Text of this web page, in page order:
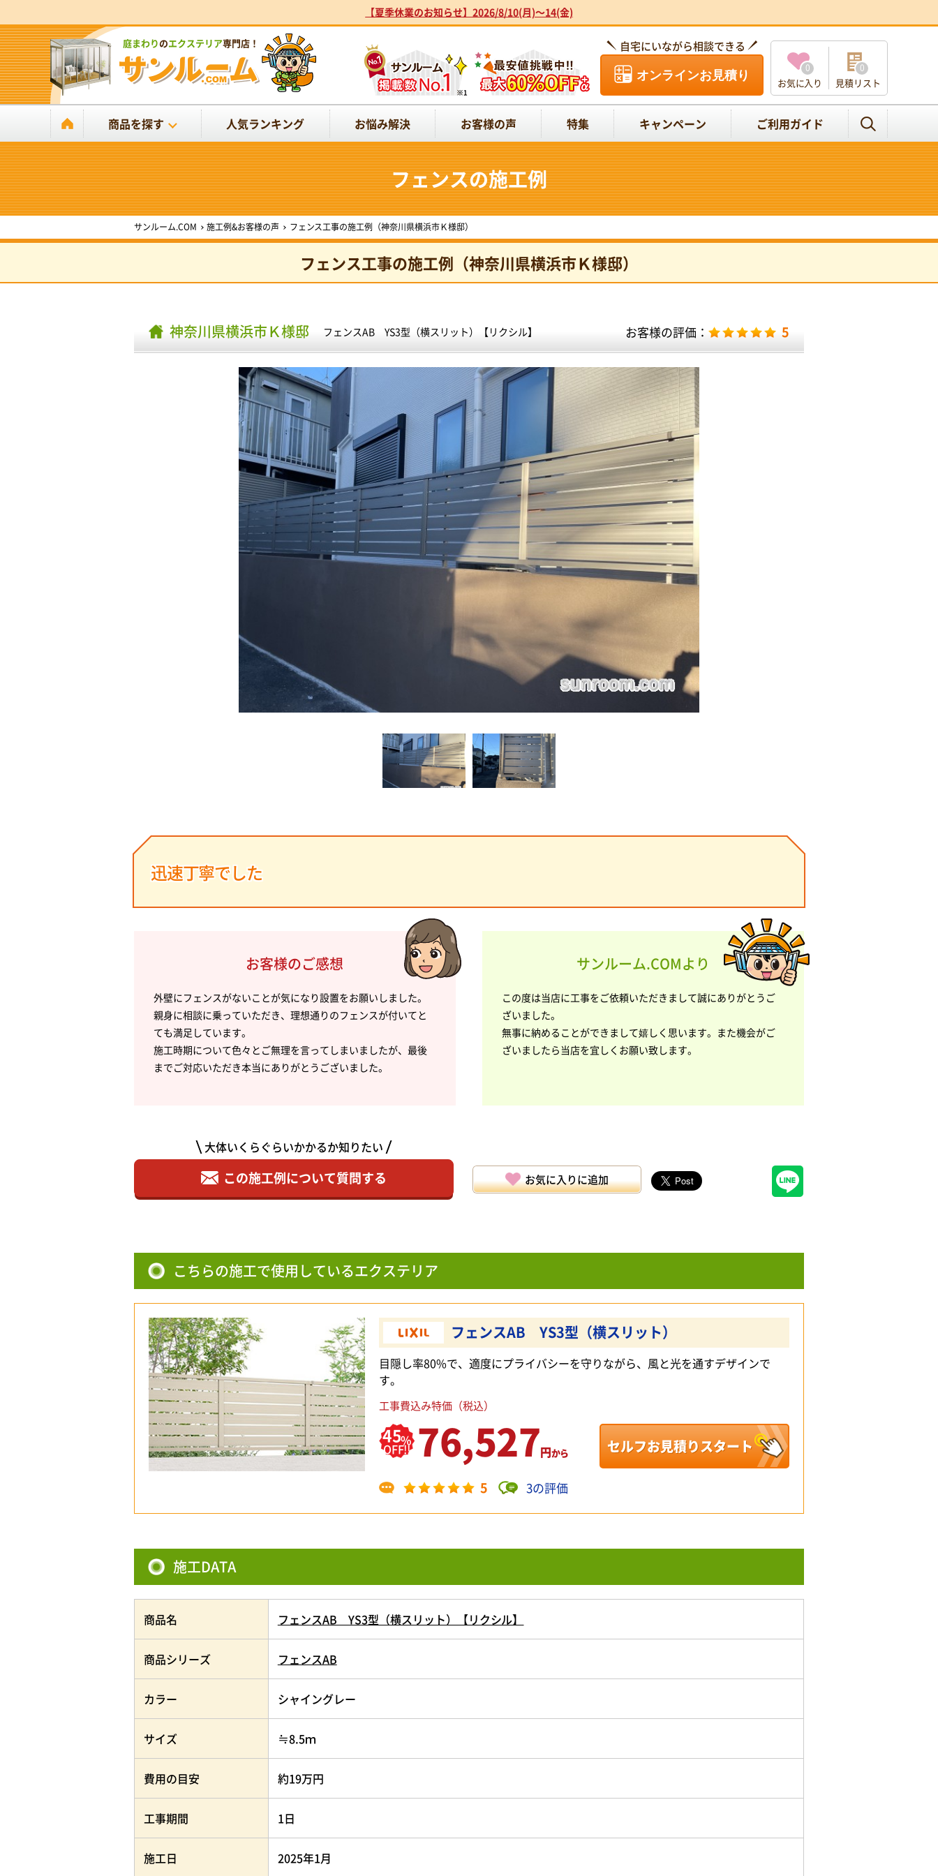
【夏季休業のお知らせ】2026/8/10(月)～14(金)
庭まわりのエクステリア専門店！ 自宅にいながら相談できる
オンラインお見積り
お気に入り
0
見積リスト
0
商品を探す 人気ランキング お悩み解決 お客様の声 特集 キャンペーン ご利用ガイド
フェンスの施工例
サンルーム.COM 施工例&お客様の声 フェンス工事の施工例（神奈川県横浜市Ｋ様邸）
フェンス工事の施工例（神奈川県横浜市Ｋ様邸）
神奈川県横浜市Ｋ様邸 フェンスAB YS3型（横スリット）【リクシル】 お客様の評価： 5
迅速丁寧でした
お客様のご感想
外壁にフェンスがないことが気になり設置をお願いしました。
親身に相談に乗っていただき、理想通りのフェンスが付いてと
ても満足しています。
施工時期について色々とご無理を言ってしまいましたが、最後
までご対応いただき本当にありがとうございました。
サンルーム.COMより
この度は当店に工事をご依頼いただきまして誠にありがとうご
ざいました。
無事に納めることができまして嬉しく思います。また機会がご
ざいましたら当店を宜しくお願い致します。
大体いくらぐらいかかるか知りたい
この施工例について質問する お気に入りに追加
こちらの施工で使用しているエクステリア
フェンスAB YS3型（横スリット）
目隠し率80%で、適度にプライバシーを守りながら、風と光を通すデザインで
す。
工事費込み特価（税込）
45%
OFF!! 76,527円から セルフお見積りスタート
5 3の評価
施工DATA
商品名 フェンスAB YS3型（横スリット）【リクシル】
商品シリーズ フェンスAB
カラー シャイングレー
サイズ ≒8.5ｍ
費用の目安 約19万円
工事期間 1日
施工日 2025年1月